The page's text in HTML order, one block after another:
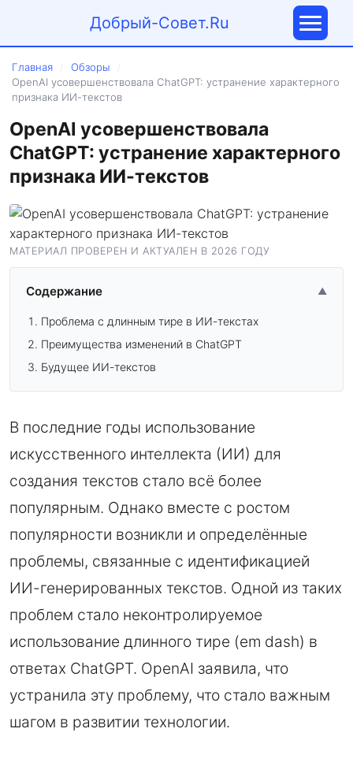
Добрый-Совет.Ru
Главная Обзоры
OpenAI усовершенствовала ChatGPT: устранение характерного
признака ИИ-текстов
OpenAI усовершенствовала
ChatGPT: устранение характерного
признака ИИ-текстов
МАТЕРИАЛ ПРОВЕРЕН И АКТУАЛЕН В 2026 ГОДУ
Содержание ▲
Проблема с длинным тире в ИИ-текстах
Преимущества изменений в ChatGPT
Будущее ИИ-текстов
В последние годы использование
искусственного интеллекта (ИИ) для
создания текстов стало всё более
популярным. Однако вместе с ростом
популярности возникли и определённые
проблемы, связанные с идентификацией
ИИ-генерированных текстов. Одной из таких
проблем стало неконтролируемое
использование длинного тире (em dash) в
ответах ChatGPT. OpenAI заявила, что
устранила эту проблему, что стало важным
шагом в развитии технологии.